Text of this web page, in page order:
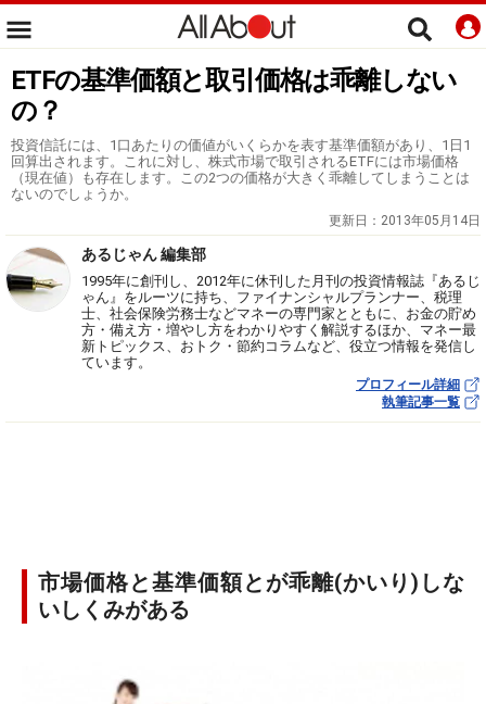
ETFの基準価額と取引価格は乖離しない
の？
投資信託には、1口あたりの価値がいくらかを表す基準価額があり、1日1
回算出されます。これに対し、株式市場で取引されるETFには市場価格
（現在値）も存在します。この2つの価格が大きく乖離してしまうことは
ないのでしょうか。
更新日： 2013年05月14日
あるじゃん 編集部
1995年に創刊し、2012年に休刊した月刊の投資情報誌『あるじ
ゃん』をルーツに持ち、ファイナンシャルプランナー、税理
士、社会保険労務士などマネーの専門家とともに、お金の貯め
方・備え方・増やし方をわかりやすく解説するほか、マネー最
新トピックス、おトク・節約コラムなど、役立つ情報を発信し
ています。
プロフィール詳細
執筆記事一覧
市場価格と基準価額とが乖離(かいり)しな
いしくみがある